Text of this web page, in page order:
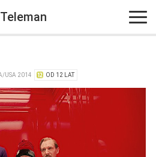
Teleman
​USA 2014
OD 12 LAT